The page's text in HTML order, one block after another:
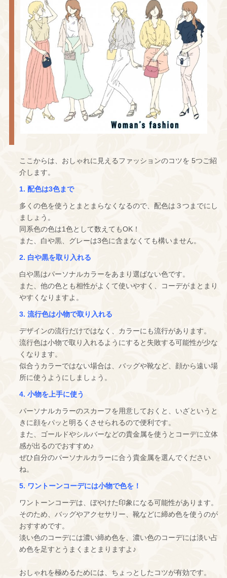
ここからは、おしゃれに見えるファッションのコツを 5つご紹
介します。
1. 配色は3色まで
多くの色を使うとまとまらなくなるので、配色は３つまでにし
ましょう。
同系色の色は1色として数えてもOK！
また、白や黒、グレーは3色に含まなくても構いません。
2. 白や黒を取り入れる
白や黒はパーソナルカラーをあまり選ばない色です。
また、他の色とも相性がよくて使いやすく、コーデがまとまり
やすくなりますよ。
3. 流行色は小物で取り入れる
デザインの流行だけではなく、カラーにも流行があります。
流行色は小物で取り入れるようにすると失敗する可能性が少な
くなります。
似合うカラーではない場合は、バッグや靴など、顔から遠い場
所に使うようにしましょう。
4. 小物を上手に使う
パーソナルカラーのスカーフを用意しておくと、いざというと
きに顔をパッと明るくさせられるので便利です。
また、ゴールドやシルバーなどの貴金属を使うとコーデに立体
感が出るのでおすすめ♪
ぜひ自分のパーソナルカラーに合う貴金属を選んでください
ね。
5. ワントーンコーデには小物で色を！
ワントーンコーデは、ぼやけた印象になる可能性があります。
そのため、バッグやアクセサリー、靴などに締め色を使うのが
おすすめです。
淡い色のコーデには濃い締め色を、濃い色のコーデには淡い占
め色を足すとうまくまとまりますよ♪
おしゃれを極めるためには、ちょっとしたコツが有効です。